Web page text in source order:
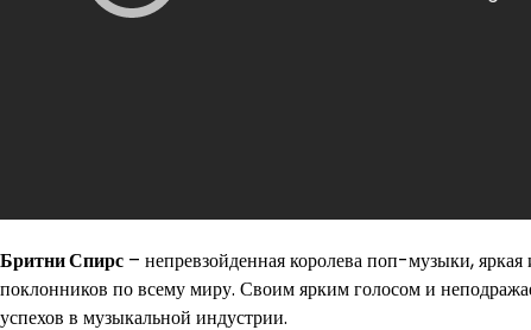
Бритни Спирс – непревзойденная королева поп-музыки,
поклонников по всему миру. Своим ярким голосом и
успехов в музыкальной индустрии.